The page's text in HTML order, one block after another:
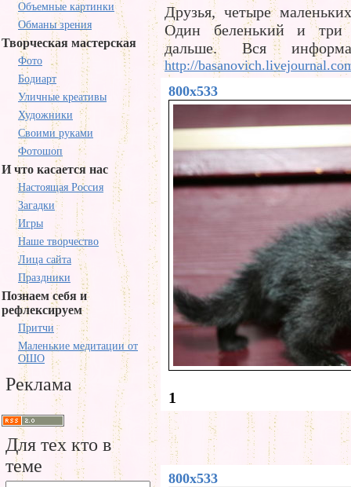
Объемные картинки
Обманы зрения
Творческая мастерская
Фото
Бодиарт
Уличные креативы
Художники
Своими руками
Фотошоп
И что касается нас
Настоящая Россия
Загадки
Игры
Наше творчество
Лица сайта
Праздники
Познаем себя и
рефлексируем
Притчи
Маленькие медитации от
ОШО
Реклама
Для тех кто в
теме
Друзья, четыре
Один беленький и три
дальше. Вся
http://
800x533
1
800x533